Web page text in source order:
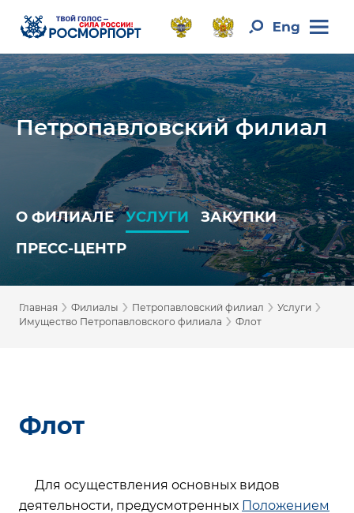
Петропавловский филиал
О ФИЛИАЛЕ УСЛУГИ
ЗАКУПКИ
ПРЕСС-ЦЕНТР
Главная › Филиалы › Петропавловский филиал › Услуги ›
Имущество Петропавловского филиала › Флот
Флот
Для осуществления основных видов
деятельности, предусмотренных Положением